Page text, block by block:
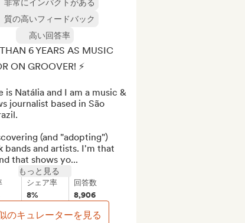
非常にインパクトがある
質の高いフィードバック
高い回答率
6 YEARS AS MUSIC
ON GROOVER! ⚡️
is Natália and I am a music &
journalist based in São
(and "adopting")
bands and artists. I'm that
that shows yo...
もっと見る
シェア率
8%
回答数
8,906
のキュレーターを見る